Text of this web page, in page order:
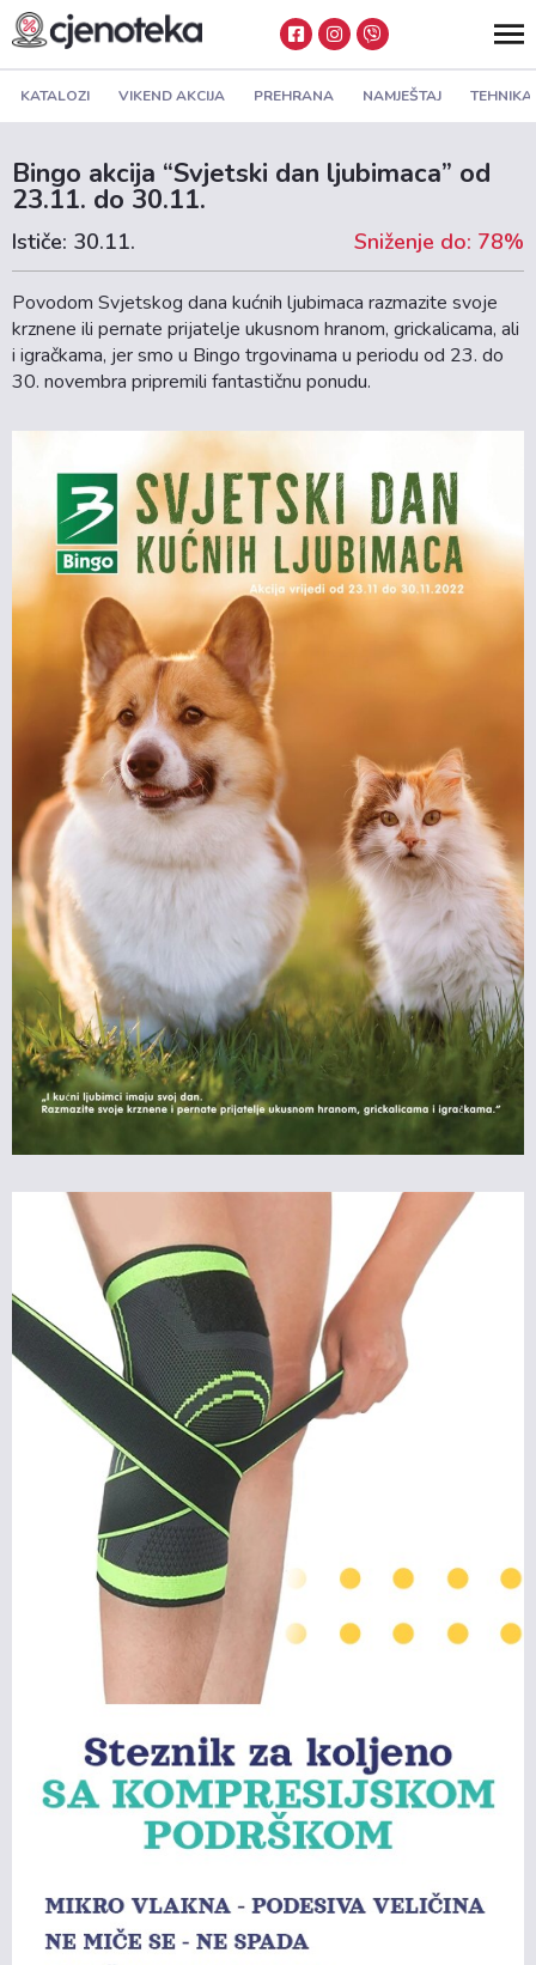
KATALOZI VIKEND AKCIJA PREHRANA NAMJEŠTAJ TEHNIKA
Bingo akcija “Svjetski dan ljubimaca” od
23.11. do 30.11.
Ističe: 30.11. Sniženje do: 78%
Povodom Svjetskog dana kućnih ljubimaca razmazite svoje
krznene ili pernate prijatelje ukusnom hranom, grickalicama, ali
i igračkama, jer smo u Bingo trgovinama u periodu od 23. do
30. novembra pripremili fantastičnu ponudu.